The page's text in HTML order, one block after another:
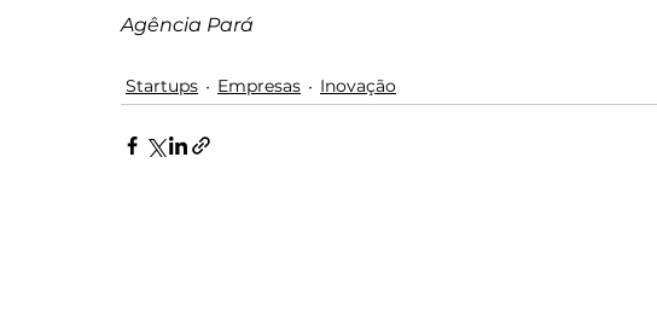
Agência Pará
Startups Empresas Inovação